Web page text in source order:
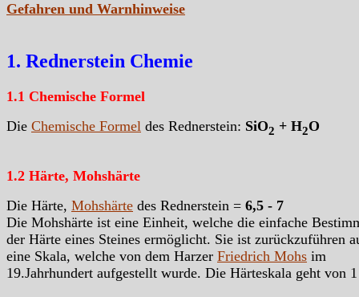
Gefahren und Warnhinweise
1. Rednerstein Chemie
1.1 Chemische Formel
Die Chemische Formel des Rednerstein: SiO2 + H2O
1.2 Härte, Mohshärte
Die Härte, Mohshärte des Rednerstein = 6,5 - 7
Die Mohshärte ist eine Einheit, welche die einfache
der Härte eines Steines ermöglicht. Sie ist zurückzuführen
eine Skala, welche von dem Harzer Friedrich Mohs im
19.Jahrhundert aufgestellt wurde. Die Härteskala geht von